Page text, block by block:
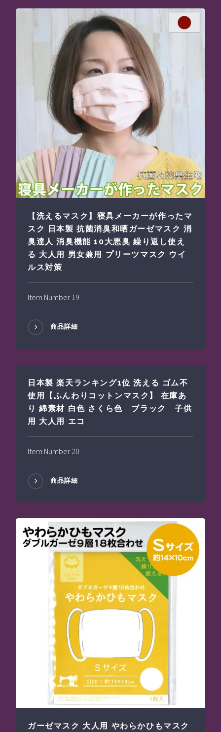
【洗えるマスク】寝具メーカーが作ったマ
スク 日本製 抗菌消臭和晒ガーゼマスク 消
臭達人 消臭機能 10大悪臭 繰り返し使え
る 大人用 男女兼用 プリーツマスク ウイ
ルス対策
Item Number 19
商品詳細
日本製 楽天ランキング1位 洗える ゴム不
使用【ふんわりコットンマスク】 在庫あ
り 綿素材 白色 さくら色 ブラック 子供
用 大人用 エコ
Item Number 20
商品詳細
ガーゼマスク 大人用 やわらかひもマスク